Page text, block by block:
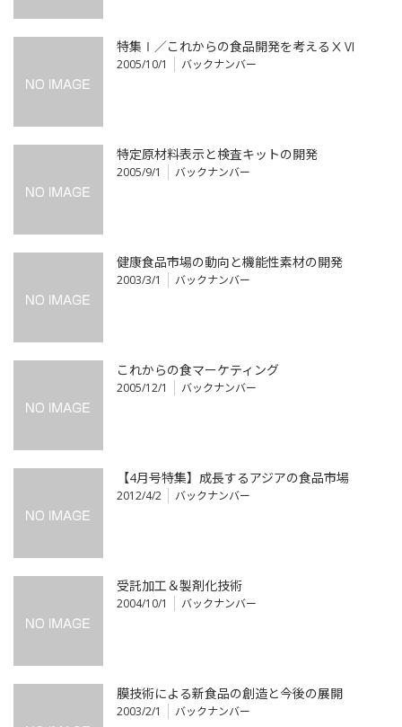
特集Ⅰ／これからの食品開発を考えるⅩⅥ
2005/10/1 バックナンバー
特定原材料表示と検査キットの開発
2005/9/1 バックナンバー
健康食品市場の動向と機能性素材の開発
2003/3/1 バックナンバー
これからの食マーケティング
2005/12/1 バックナンバー
【4月号特集】成長するアジアの食品市場
2012/4/2 バックナンバー
受託加工＆製剤化技術
2004/10/1 バックナンバー
膜技術による新食品の創造と今後の展開
2003/2/1 バックナンバー